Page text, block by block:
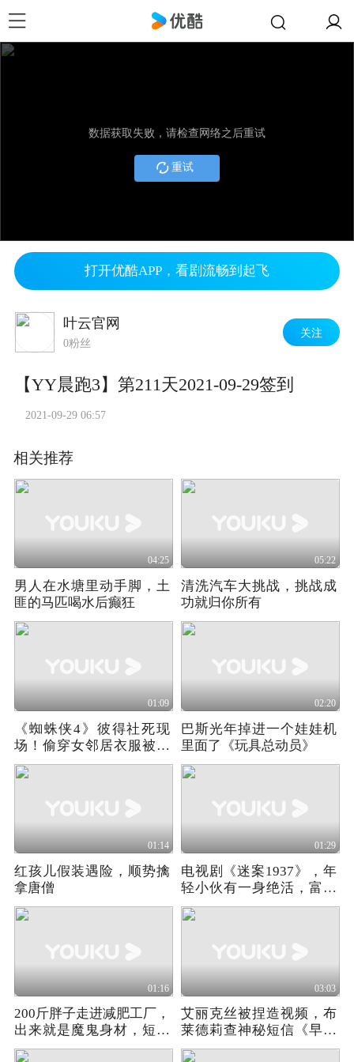
数据获取失败，请检查网络之后重试
重试
打开优酷APP，看剧流畅到起飞
叶云官网
0粉丝
关注
【YY晨跑3】第211天2021-09-29签到
2021-09-29 06:57
相关推荐
04:25
男人在水塘里动手脚，土
匪的马匹喝水后癫狂
05:22
清洗汽车大挑战，挑战成
功就归你所有
01:09
《蜘蛛侠4》彼得社死现
场！偷穿女邻居衣服被发
现，匆忙逃出电梯
02:20
巴斯光年掉进一个娃娃机
里面了《玩具总动员》
01:14
红孩儿假装遇险，顺势擒
拿唐僧
01:29
电视剧《迷案1937》，年
轻小伙有一身绝活，富婆
对他爱不释手
01:16
200斤胖子走进减肥工厂，
出来就是魔鬼身材，短片
《减肥时代》（一）
03:03
艾丽克丝被捏造视频，布
莱德莉查神秘短信《早间
新闻》第四季02